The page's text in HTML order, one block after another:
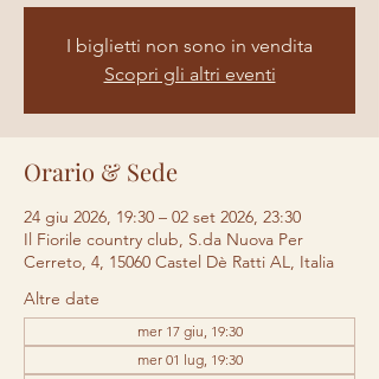
I biglietti non sono in vendita
Scopri gli altri eventi
Orario & Sede
24 giu 2026, 19:30 – 02 set 2026, 23:30
Il Fiorile country club, S.da Nuova Per
Cerreto, 4, 15060 Castel Dè Ratti AL, Italia
Altre date
mer 17 giu, 19:30
mer 01 lug, 19:30